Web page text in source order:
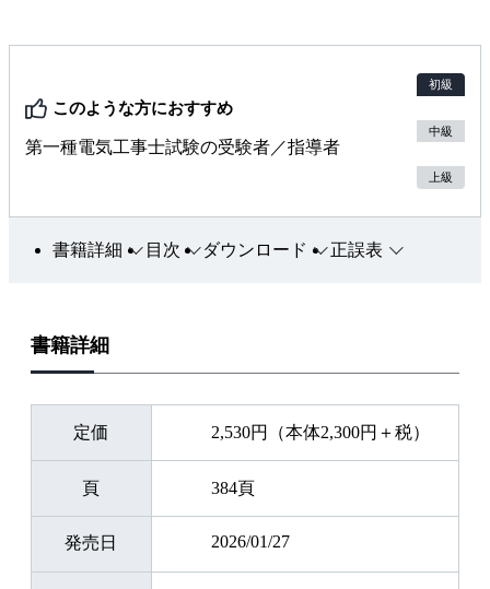
このような方におすすめ
第一種電気工事士試験の受験者／指導者
初級
中級
上級
書籍詳細 目次 ダウンロード 正誤表
書籍詳細
定価 2,530円（本体2,300円＋税）
頁 384頁
発売日 2026/01/27